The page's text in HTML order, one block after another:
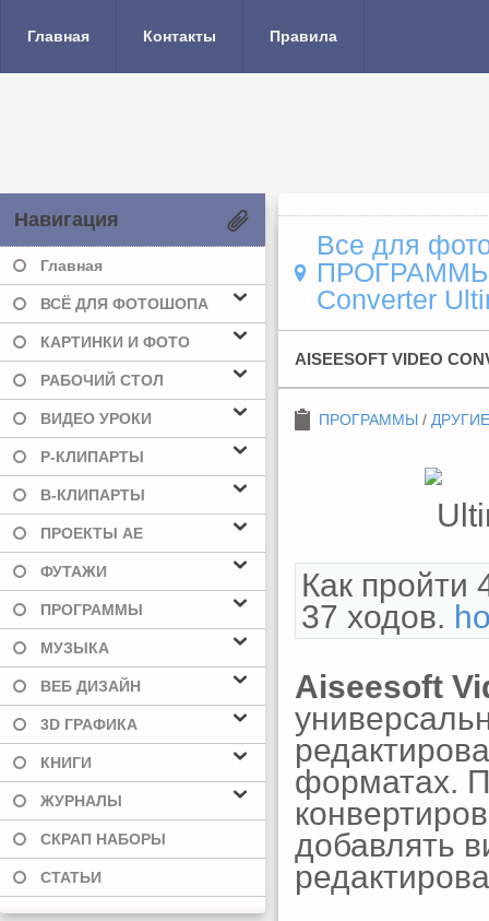
Главная Контакты Правила
Навигация
Главная
ВСЁ ДЛЯ ФОТОШОПА
КАРТИНКИ И ФОТО
РАБОЧИЙ СТОЛ
ВИДЕО УРОКИ
Р-КЛИПАРТЫ
В-КЛИПАРТЫ
ПРОЕКТЫ AE
ФУТАЖИ
ПРОГРАММЫ
МУЗЫКА
ВЕБ ДИЗАЙН
3D ГРАФИКА
КНИГИ
ЖУРНАЛЫ
СКРАП НАБОРЫ
СТАТЬИ
Все для
Converter
AISEESOFT VIDEO
ПРОГРАММЫ /
Как пройти
37 ходов.
Aiseesoft
форматах.
добавлять